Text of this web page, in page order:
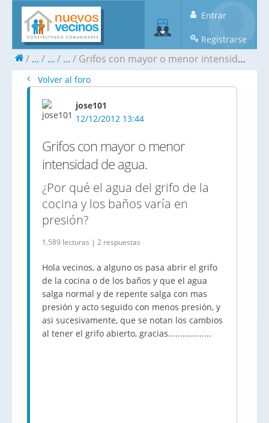
Entrar
Registrarse
... ... ... Grifos con mayor o menor intensidad de agua.
Volver al foro
jose101
12/12/2012 13:44
Grifos con mayor o menor
intensidad de agua.
¿Por qué el agua del grifo de la
cocina y los baños varía en
presión?
1.589 lecturas | 2 respuestas
Hola vecinos, a alguno os pasa abrir el grifo
de la cocina o de los baños y que el agua
salga normal y de repente salga con mas
presión y acto seguido con menos presión, y
asi sucesivamente, que se notan los cambios
al tener el grifo abierto, gracias..................